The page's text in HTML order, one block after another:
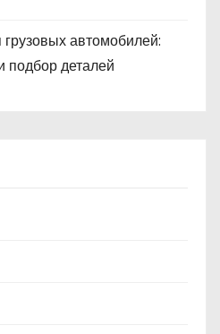
грузовых автомобилей:
подбор деталей